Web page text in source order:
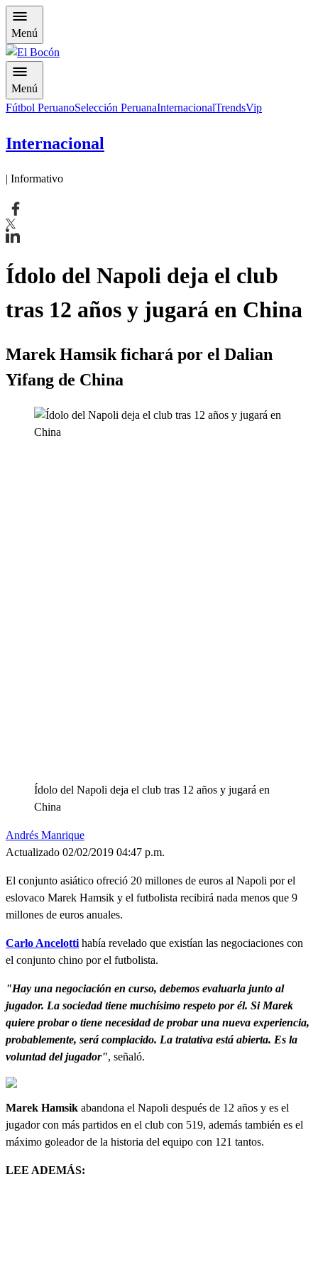
Menú
Menú
Fútbol PeruanoSelección PeruanaInternacionalTrendsVip
Internacional
| Informativo
Ídolo del Napoli deja el club
tras 12 años y jugará en China
Marek Hamsik fichará por el Dalian
Yifang de China
Ídolo del Napoli deja el club tras 12 años y jugará en
China
Andrés Manrique
Actualizado 02/02/2019 04:47 p.m.
El conjunto asiático ofreció 20 millones de euros al Napoli por el
eslovaco Marek Hamsik y el futbolista recibirá nada menos que 9
millones de euros anuales.
Carlo Ancelotti había revelado que existían las negociaciones con
el conjunto chino por el futbolista.
"Hay una negociación en curso, debemos evaluarla junto al
jugador. La sociedad tiene muchísimo respeto por él. Si Marek
quiere probar o tiene necesidad de probar una nueva experiencia,
probablemente, será complacido. La tratativa está abierta. Es la
voluntad del jugador", señaló.
Marek Hamsik abandona el Napoli después de 12 años y es el
jugador con más partidos en el club con 519, además también es el
máximo goleador de la historia del equipo con 121 tantos.
LEE ADEMÁS: